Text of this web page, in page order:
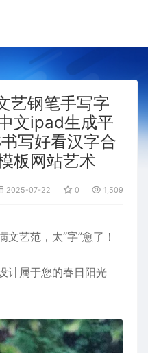
艺钢笔手写字
文ipad生成平
写好看汉字合
板网站艺术
2025-07-22 0 1,509
艺范，太“字”愈了！
计属于您的春日阳光